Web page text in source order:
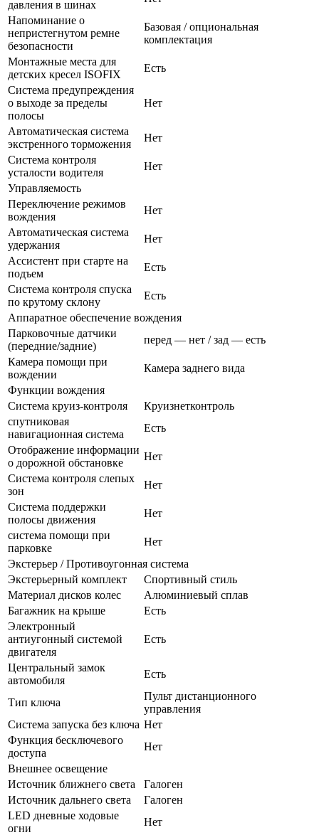
давления в шинах
Напоминание о
непристегнутом ремне
безопасности
Базовая / опциональная
комплектация
Монтажные места для
детских кресел ISOFIX
Есть
Система предупреждения
о выходе за пределы
полосы
Нет
Автоматическая система
экстренного торможения
Нет
Система контроля
усталости водителя
Нет
Управляемость
Переключение режимов
вождения
Нет
Автоматическая система
удержания
Нет
Ассистент при старте на
подъем
Есть
Система контроля спуска
по крутому склону
Есть
Аппаратное обеспечение вождения
Парковочные датчики
(передние/задние)
перед — нет / зад — есть
Камера помощи при
вождении
Камера заднего вида
Функции вождения
Система круиз-контроля
Круизнетконтроль
спутниковая
навигационная система
Есть
Отображение информации
о дорожной обстановке
Нет
Система контроля слепых
зон
Нет
Система поддержки
полосы движения
Нет
система помощи при
парковке
Нет
Экстерьер / Противоугонная система
Экстерьерный комплект
Спортивный стиль
Материал дисков колес
Алюминиевый сплав
Багажник на крыше
Есть
Электронный
антиугонный системой
двигателя
Есть
Центральный замок
автомобиля
Есть
Тип ключа
Пульт дистанционного
управления
Система запуска без ключа Нет
Функция бесключевого
доступа
Нет
Внешнее освещение
Источник ближнего света
Галоген
Источник дальнего света
Галоген
LED дневные ходовые
огни
Нет